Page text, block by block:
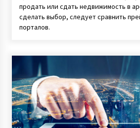
продать или сдать недвижимость в
сделать выбор, следует сравнить
порталов.